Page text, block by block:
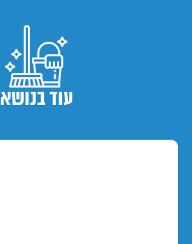
עוד בנושא